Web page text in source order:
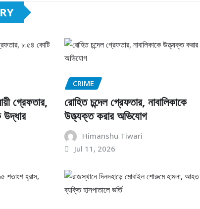
গ্রেফতার,
CRIME
রোহিত চন্দেল গ্রেফতার, নাবালিকাকে
উত্ত্যক্ত করার অভিযোগ
Himanshu Tiwari
Jul 11, 2026